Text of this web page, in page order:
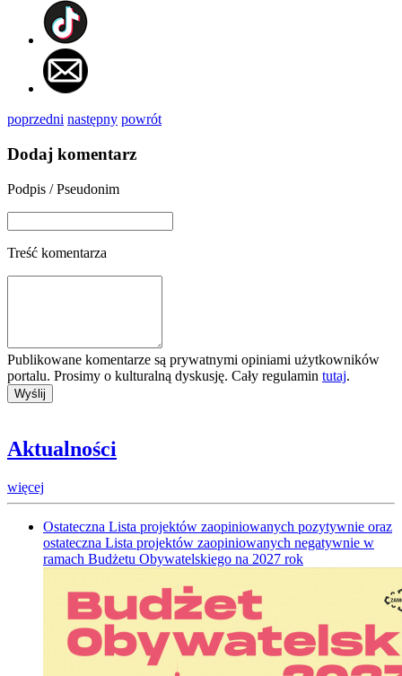
poprzedni następny powrót
Dodaj komentarz
Podpis / Pseudonim
Treść komentarza
Publikowane komentarze są prywatnymi opiniami użytkowników
portalu. Prosimy o kulturalną dyskusję. Cały regulamin tutaj.
Aktualności
więcej
Ostateczna Lista projektów zaopiniowanych pozytywnie oraz
ostateczna Lista projektów zaopiniowanych negatywnie w
ramach Budżetu Obywatelskiego na 2027 rok